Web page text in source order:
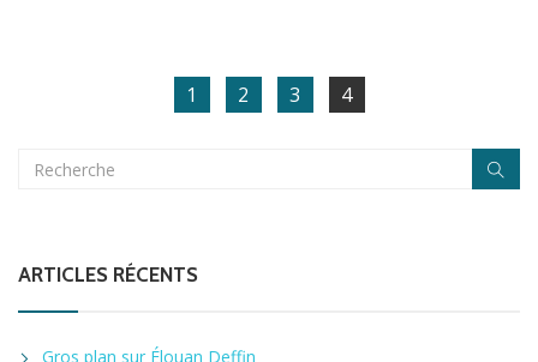
1 2 3 4
ARTICLES RÉCENTS
Gros plan sur Élouan Deffin